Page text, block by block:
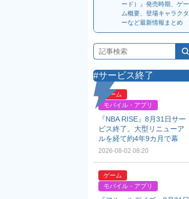
ード）』発売時期、ゲー
ム概要、登場キャラクタ
ーなど最新情報まとめ
#サービス終了
ゲーム
モバイル・アプリ
『NBA RISE』8月31日サー
ビス終了。大型リニューア
ルを経て約4年9カ月で幕
2026-08-02 08:20
ゲーム
モバイル・アプリ